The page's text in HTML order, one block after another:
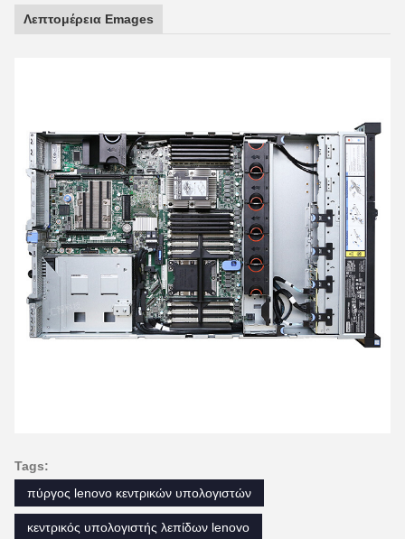
Λεπτομέρεια Emages
Tags:
πύργος lenovo κεντρικών υπολογιστών
κεντρικός υπολογιστής λεπίδων lenovo